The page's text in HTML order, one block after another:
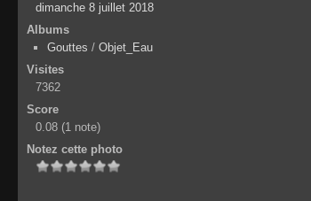
dimanche 8 juillet 2018
Albums
Gouttes / Objet_Eau
Visites
7362
Score
0.08 (1 note)
Notez cette photo